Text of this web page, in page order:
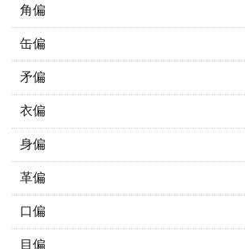
角偏
缶偏
矛偏
衣偏
身偏
革偏
口偏
目偏